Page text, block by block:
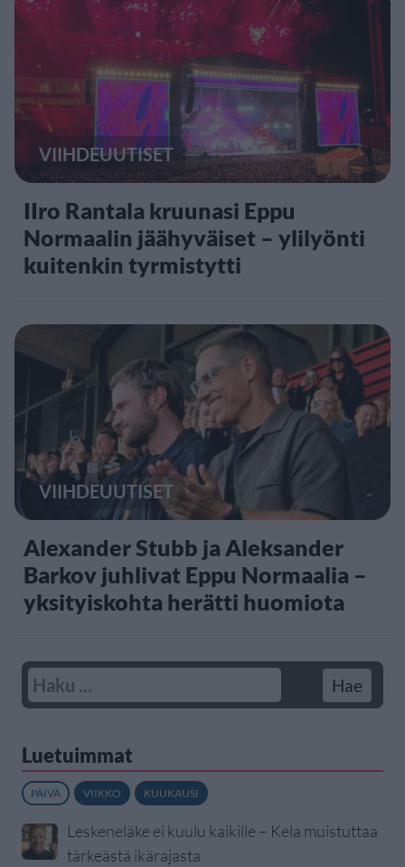
VIIHDEUUTISET
IIro Rantala kruunasi Eppu
Normaalin jäähyväiset – ylilyönti
kuitenkin tyrmistytti
VIIHDEUUTISET
Alexander Stubb ja Aleksander
Barkov juhlivat Eppu Normaalia –
yksityiskohta herätti huomiota
Luetuimmat
PÄIVÄ VIIKKO KUUKAUSI
Leskeneläke ei kuulu kaikille – Kela muistuttaa
tärkeästä ikärajasta